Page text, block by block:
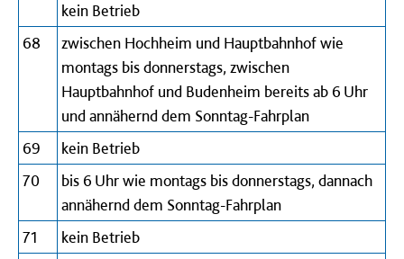
kein Betrieb
68
zwischen Hochheim und Hauptbahnhof wie
montags bis donnerstags, zwischen
Hauptbahnhof und Budenheim bereits ab 6 Uhr
und annähernd dem Sonntag-Fahrplan
69
kein Betrieb
70
bis 6 Uhr wie montags bis donnerstags, dannach
annähernd dem Sonntag-Fahrplan
71
kein Betrieb